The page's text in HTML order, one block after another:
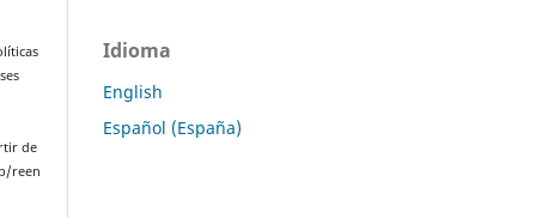
de
reen
Idioma
English
Español (España)